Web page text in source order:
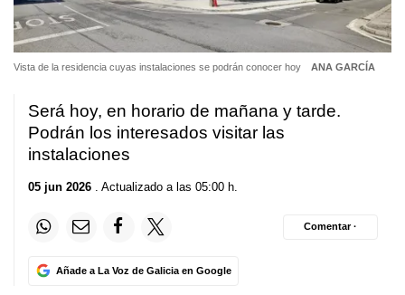
Vista de la residencia cuyas instalaciones se podrán conocer hoy ANA GARCÍA
Será hoy, en horario de mañana y tarde.
Podrán los interesados visitar las
instalaciones
05 jun 2026 . Actualizado a las 05:00 h.
Añade a La Voz de Galicia en Google
Comentar ·